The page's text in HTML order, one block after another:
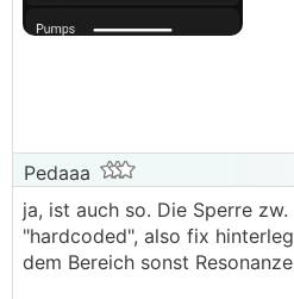
Pedaaa
ja, ist auch so. Die Sperre
"hardcoded", also fix
dem Bereich sonst